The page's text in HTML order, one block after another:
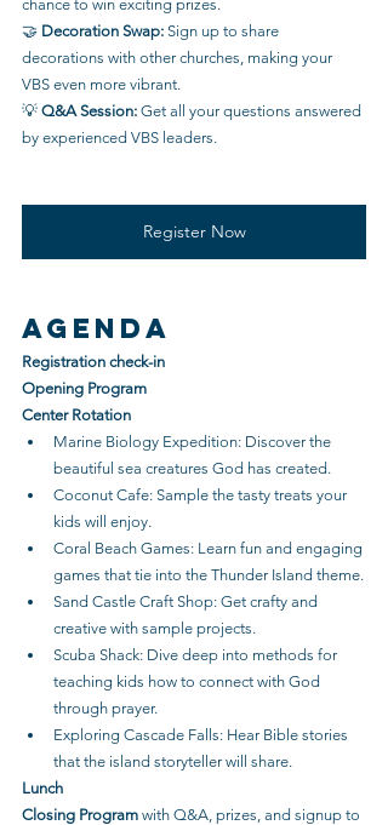
chance to win exciting prizes.
🤝 Decoration Swap: Sign up to share
decorations with other churches, making your
VBS even more vibrant.
💡 Q&A Session: Get all your questions answered
by experienced VBS leaders.
Register Now
Agenda
Registration check-in
Opening Program
Center Rotation
Marine Biology Expedition: Discover the
beautiful sea creatures God has created.
Coconut Cafe: Sample the tasty treats your
kids will enjoy.
Coral Beach Games: Learn fun and engaging
games that tie into the Thunder Island theme.
Sand Castle Craft Shop: Get crafty and
creative with sample projects.
Scuba Shack: Dive deep into methods for
teaching kids how to connect with God
through prayer.
Exploring Cascade Falls: Hear Bible stories
that the island storyteller will share.
Lunch
Closing Program with Q&A, prizes, and signup to